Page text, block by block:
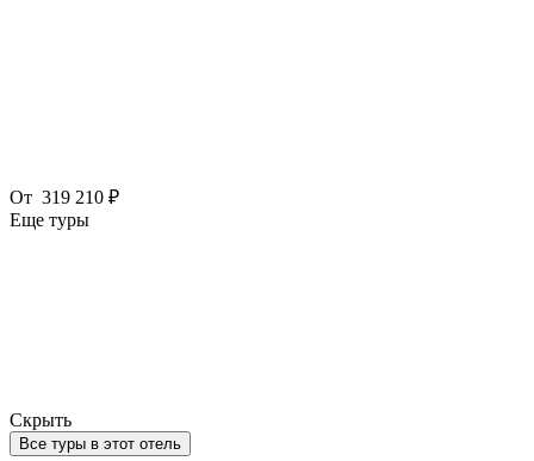
От 319 210 ₽
Еще туры
Скрыть
Все туры в этот отель